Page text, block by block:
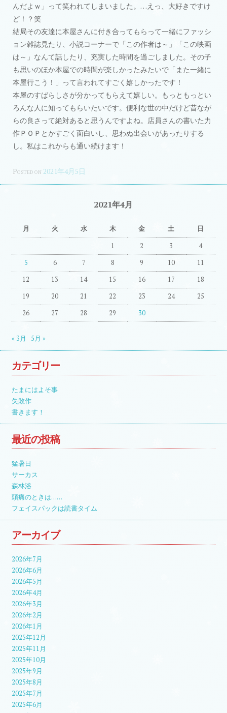
んだよｗ」って笑われてしまいました。…えっ、大好きですけ
ど！？笑
結局その友達に本屋さんに付き合ってもらって一緒にファッシ
ョン雑誌見たり、小説コーナーで「この作者は～」「この映画
は～」なんて話したり、充実した時間を過ごしました。その子
も思いのほか本屋での時間が楽しかったみたいで「また一緒に
本屋行こう！」って言われてすごく嬉しかったです！
本屋のすばらしさが分かってもらえて嬉しい。もっともっとい
ろんな人に知ってもらいたいです。便利な世の中だけど昔なが
らの良さって絶対あると思うんですよね。店員さんの書いた力
作ＰＯＰとかすごく面白いし、思わぬ出会いがあったりする
し。私はこれからも通い続けます！
Posted on 2021年4月5日
2021年4月
月 火 水 木 金 土 日
1 2 3
4
5
6 7 8 9 10
11
12
13 14 15 16 17
18
19
20 21 22 23 24
25
26
27 28 29 30
« 3月 5月 »
カテゴリー
たまにはよそ事
失敗作
書きます！
最近の投稿
猛暑日
サーカス
森林浴
頭痛のときは……
フェイスパックは読書タイム
アーカイブ
2026年7月
2026年6月
2026年5月
2026年4月
2026年3月
2026年2月
2026年1月
2025年12月
2025年11月
2025年10月
2025年9月
2025年8月
2025年7月
2025年6月